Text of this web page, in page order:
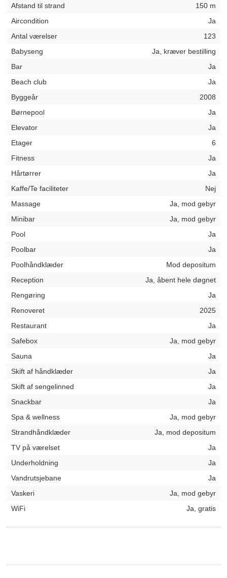
Afstand til strand
150 m
Aircondition
Ja
Antal værelser
123
Babyseng
Ja, kræver bestilling
Bar
Ja
Beach club
Ja
Byggeår
2008
Børnepool
Ja
Elevator
Ja
Etager
6
Fitness
Ja
Hårtørrer
Ja
Kaffe/Te faciliteter
Nej
Massage
Ja, mod gebyr
Minibar
Ja, mod gebyr
Pool
Ja
Poolbar
Ja
Poolhåndklæder
Mod depositum
Reception
Ja, åbent hele døgnet
Rengøring
Ja
Renoveret
2025
Restaurant
Ja
Safebox
Ja, mod gebyr
Sauna
Ja
Skift af håndklæder
Ja
Skift af sengelinned
Ja
Snackbar
Ja
Spa & wellness
Ja, mod gebyr
Strandhåndklæder
Ja, mod depositum
TV på værelset
Ja
Underholdning
Ja
Vandrutsjebane
Ja
Vaskeri
Ja, mod gebyr
WiFi
Ja, gratis